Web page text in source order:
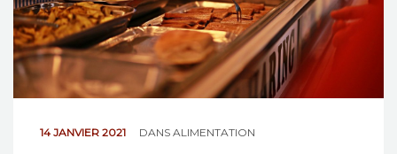
14 JANVIER 2021 DANS ALIMENTATION